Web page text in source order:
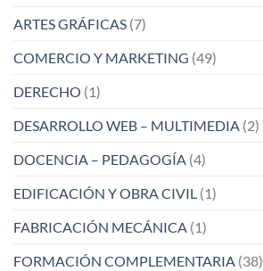
ARTES GRÁFICAS (7)
COMERCIO Y MARKETING (49)
DERECHO (1)
DESARROLLO WEB – MULTIMEDIA (2)
DOCENCIA – PEDAGOGÍA (4)
EDIFICACIÓN Y OBRA CIVIL (1)
FABRICACIÓN MECÁNICA (1)
FORMACIÓN COMPLEMENTARIA (38)